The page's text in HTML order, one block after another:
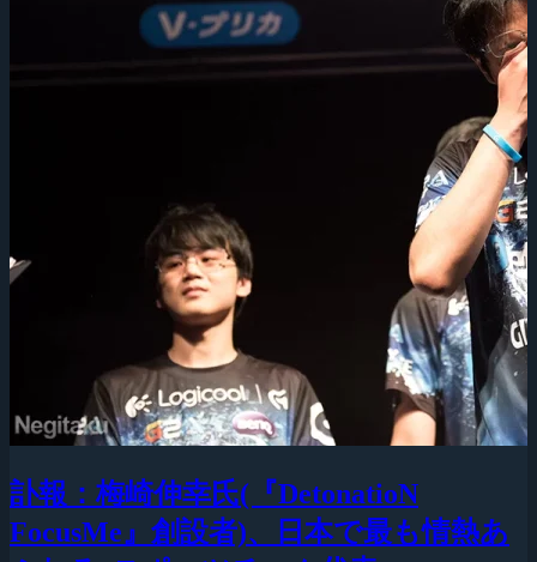
訃報：梅崎伸幸氏(『DetonatioN
FocusMe』創設者)、日本で最も情熱あ